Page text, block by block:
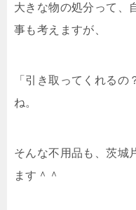
大きな物の処分って、
事も考えますが、
「引き取ってくれるの
ね。
そんな不用品も、茨城
ます＾＾